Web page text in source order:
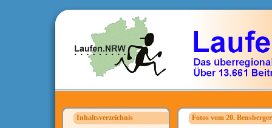
Inhaltsverzeichnis
Fotos vom 20.